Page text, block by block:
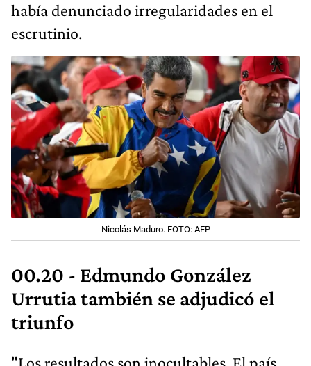
había denunciado irregularidades en el
escrutinio.
Nicolás Maduro. FOTO: AFP
00.20 - Edmundo González
Urrutia también se adjudicó el
triunfo
"Los resultados son inocultables. El país